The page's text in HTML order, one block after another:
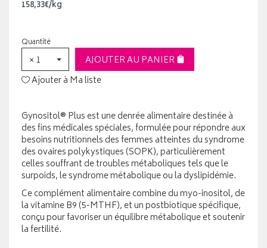
158,33€/kg
Quantité
× 1
AJOUTER AU PANIER
Ajouter à Ma liste
Gynositol® Plus est une denrée alimentaire destinée à
des fins médicales spéciales, formulée pour répondre aux
besoins nutritionnels des femmes atteintes du syndrome
des ovaires polykystiques (SOPK), particulièrement
celles souffrant de troubles métaboliques tels que le
surpoids, le syndrome métabolique ou la dyslipidémie.
Ce complément alimentaire combine du myo-inositol, de
la vitamine B9 (5-MTHF), et un postbiotique spécifique,
conçu pour favoriser un équilibre métabolique et soutenir
la fertilité.